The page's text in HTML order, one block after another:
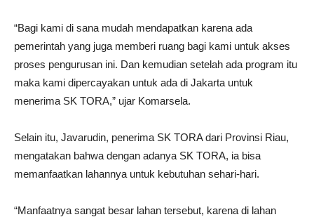
“Bagi kami di sana mudah mendapatkan karena ada
pemerintah yang juga memberi ruang bagi kami untuk akses
proses pengurusan ini. Dan kemudian setelah ada program itu
maka kami dipercayakan untuk ada di Jakarta untuk
menerima SK TORA,” ujar Komarsela.
Selain itu, Javarudin, penerima SK TORA dari Provinsi Riau,
mengatakan bahwa dengan adanya SK TORA, ia bisa
memanfaatkan lahannya untuk kebutuhan sehari-hari.
“Manfaatnya sangat besar lahan tersebut, karena di lahan